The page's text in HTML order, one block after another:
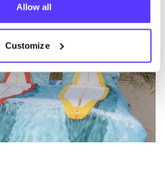
Allow all
Customize